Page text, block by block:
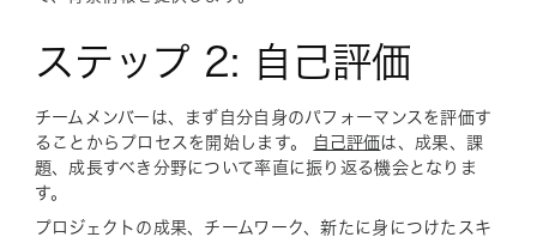
ステップ 2: 自己評価
チームメンバーは、まず自分自身のパフォーマンスを評価す
ることからプロセスを開始します。
自己評価は、成果、課
題、成長すべき分野について率直に振り返る機会となりま
す。
プロジェクトの成果、チームワーク、新たに身につけたスキ